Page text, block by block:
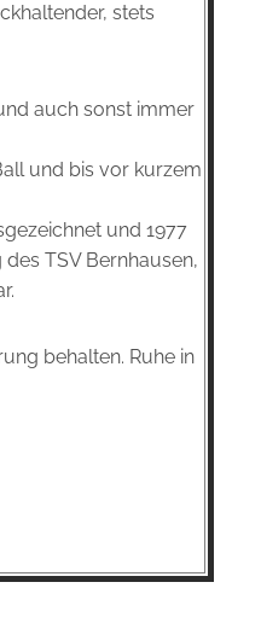
stets
auch sonst immer
und bis vor kurzem
und 1977
TSV Bernhausen,
behalten. Ruhe in